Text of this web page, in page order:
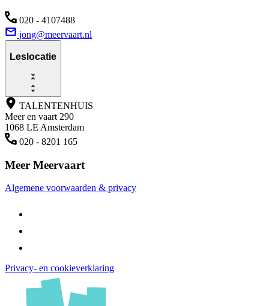
020 - 4107488
jong@meervaart.nl
Leslocatie
TALENTENHUIS
Meer en vaart 290
1068 LE Amsterdam
020 - 8201 165
Meer Meervaart
Algemene voorwaarden & privacy
Privacy- en cookieverklaring